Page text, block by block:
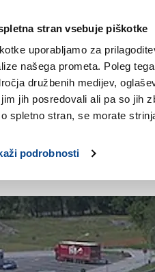
stran vsebuje piškotke
uporabljamo za
našega prometa. Poleg
družbenih medijev,
jih posredovali ali pa so jih
spletno stran, se morate
podrobnosti
četrtek,
6. avgusta 2026
A4 v
hitrosti